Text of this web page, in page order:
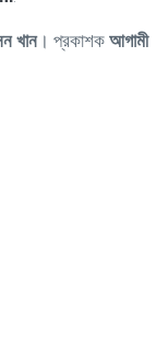
খান। প্রকাশক আগামী